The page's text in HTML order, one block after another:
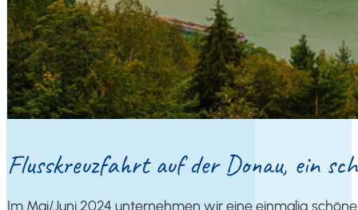
Fluss­kreuz­fahrt auf der Donau, ein
Im Mai/Juni 2024 unter­neh­men wir eine ein­ma­lig